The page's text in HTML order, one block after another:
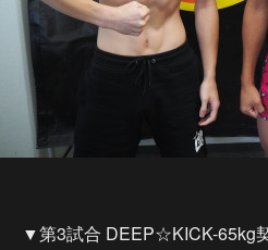
▼第3試合 DEEP☆KICK-65kg